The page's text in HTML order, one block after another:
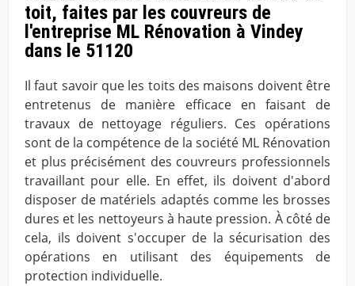
toit, faites par les couvreurs de
l'entreprise ML Rénovation à Vindey
dans le 51120
Il faut savoir que les toits des maisons doivent être
entretenus de manière efficace en faisant de
travaux de nettoyage réguliers. Ces opérations
sont de la compétence de la société ML Rénovation
et plus précisément des couvreurs professionnels
travaillant pour elle. En effet, ils doivent d'abord
disposer de matériels adaptés comme les brosses
dures et les nettoyeurs à haute pression. À côté de
cela, ils doivent s'occuper de la sécurisation des
opérations en utilisant des équipements de
protection individuelle.